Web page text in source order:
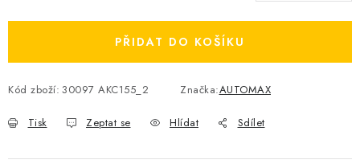
PŘIDAT DO KOŠÍKU
Kód zboží: 30097 AKC155_2 Značka:AUTOMAX
Tisk Zeptat se Hlídat Sdílet